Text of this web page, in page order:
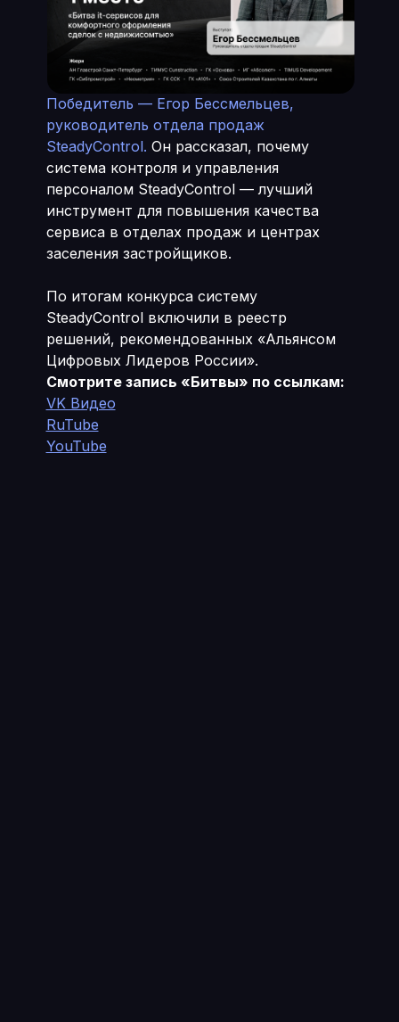
Победитель — Егор Бессмельцев,
руководитель отдела продаж
SteadyControl. Он рассказал, почему
система контроля и управления
персоналом SteadyControl — лучший
инструмент для повышения качества
сервиса в отделах продаж и центрах
заселения застройщиков.
По итогам конкурса систему
SteadyControl включили в реестр
решений, рекомендованных «Альянсом
Цифровых Лидеров России».
Смотрите запись «Битвы» по ссылкам:
VK Видео
RuTube
YouTube